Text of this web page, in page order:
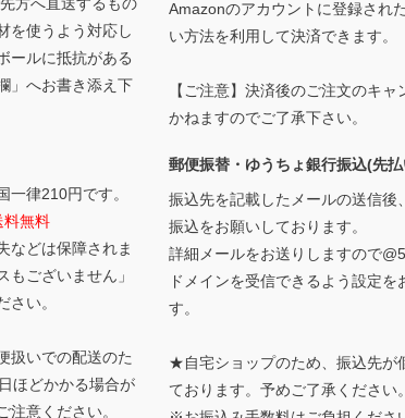
を使うよう対応し
ールに抵抗がある
」へお書き添え下
律210円です。
料無料
などは保障されま
もございません」
さい。
扱いでの配送のた
ほどかかる場合が
注意ください。
Amazonのアカウントに登録され
い方法を利用して決済できます。
【ご注意】決済後のご注文のキャ
かねますのでご了承下さい。
郵便振替・ゆうちょ銀行振込(先
振込先を記載したメールの送信後
振込をお願いしております。
詳細メールをお送りしますので
ドメインを受信できるよう設定を
す。
★自宅ショップのため、振込先が
ております。予めご了承ください。